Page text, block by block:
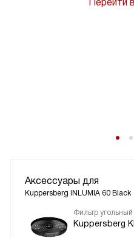
Перейти
Аксессуары для
Kuppersberg INLUMIA 60 Black
Фильтр угольный
Kuppersberg